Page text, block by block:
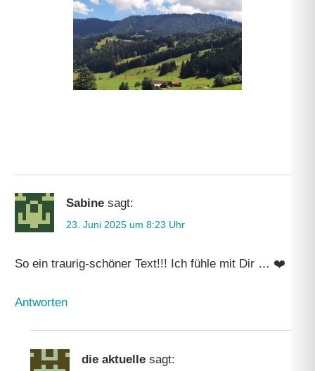
Sabine sagt:
23. Juni 2025 um 8:23 Uhr
So ein traurig-schöner Text!!! Ich fühle mit Dir … ❤️
Antworten
die aktuelle sagt: